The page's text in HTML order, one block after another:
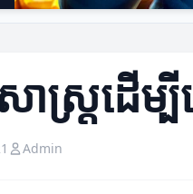
ាស្ត្រដើ
Admin